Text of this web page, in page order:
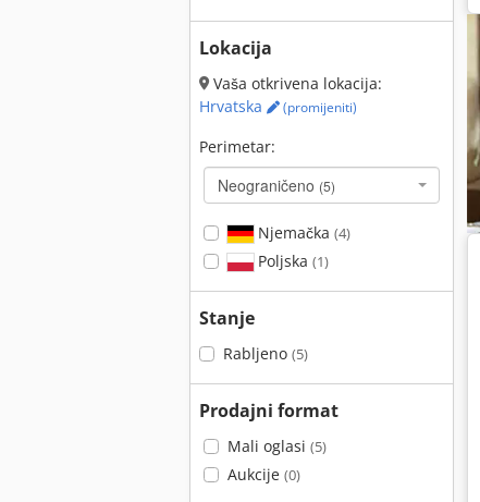
Lokacija
Vaša otkrivena lokacija:
Hrvatska
(promijeniti)
Perimetar:
Neograničeno (5)
Njemačka (4)
Poljska (1)
Stanje
Rabljeno (5)
Prodajni format
Mali oglasi (5)
Aukcije (0)